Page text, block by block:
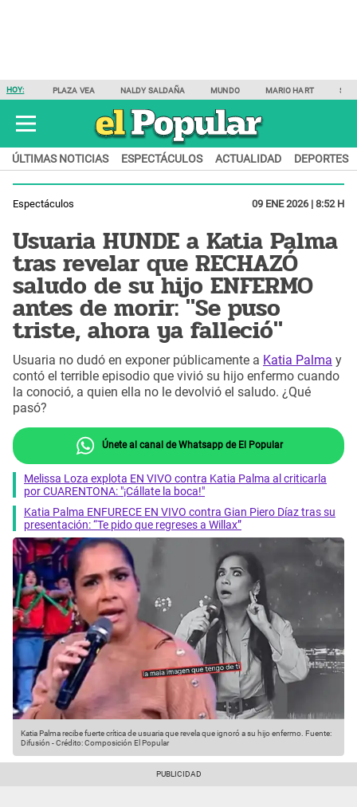
HOY: PLAZA VEA NALDY SALDAÑA MUNDO MARIO HART
ÚLTIMAS NOTICIAS ESPECTÁCULOS ACTUALIDAD DEPORTES
Espectáculos 09 ENE 2026 | 8:52 H
Usuaria HUNDE a Katia Palma
tras revelar que RECHAZÓ
saludo de su hijo ENFERMO
antes de morir: "Se puso
triste, ahora ya falleció"
Usuaria no dudó en exponer públicamente a Katia Palma y
contó el terrible episodio que vivió su hijo enfermo cuando
la conoció, a quien ella no le devolvió el saludo. ¿Qué
pasó?
Únete al canal de Whatsapp de El Popular
Melissa Loza explota EN VIVO contra Katia Palma al criticarla
por CUARENTONA: "¡Cállate la boca!"
Katia Palma ENFURECE EN VIVO contra Gian Piero Díaz tras su
presentación: “Te pido que regreses a Willax”
Katia Palma recibe fuerte crítica de usuaria que revela que ignoró a su hijo enfermo. Fuente:
Difusión -Crédito: Composición El Popular